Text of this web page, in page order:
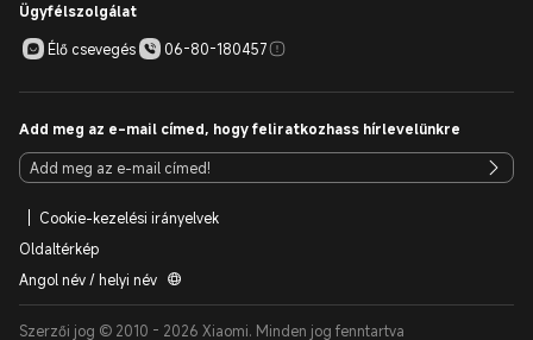
Ügyfélszolgálat
Élő csevegés
06-80-180457
Add meg az e-mail címed, hogy feliratkozhass hírlevelünkre
Cookie-kezelési irányelvek
Oldaltérkép
Angol név / helyi név
Szerzői jog © 2010 - 2026 Xiaomi. Minden jog fenntartva